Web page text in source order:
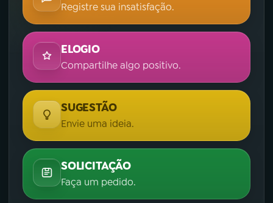
Registre sua insatisfação.
ELOGIO
Compartilhe algo positivo.
SUGESTÃO
Envie uma ideia.
SOLICITAÇÃO
Faça um pedido.